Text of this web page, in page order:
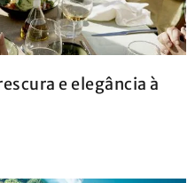
e elegância à